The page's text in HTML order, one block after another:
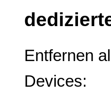
Entfernen
Devices: